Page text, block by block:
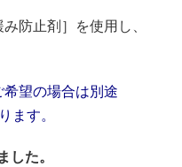
防止剤］を使用し、
希望の場合は別途
ます。
した。